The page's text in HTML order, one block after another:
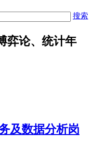
搜索
弈论、统计年
及数据分析岗